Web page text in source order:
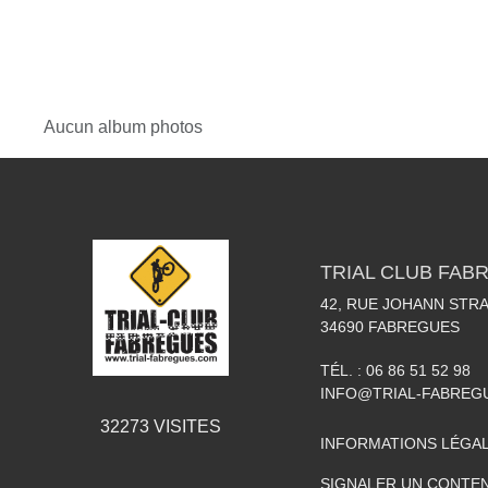
Aucun album photos
32273VISITES
TRIAL CLUB
42, RUE JOHANN
34690 FABREGUES
TÉL. : 06 86 51 52 98
INFO@TRIAL-
INFORMATIONS
SIGNALER UN